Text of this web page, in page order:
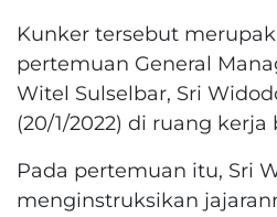
Kunker tersebut
pertemuan General
Witel Sulselbar, Sri
(20/1/2022) di ruang kerja
Pada pertemuan itu, Sri
menginstruksikan